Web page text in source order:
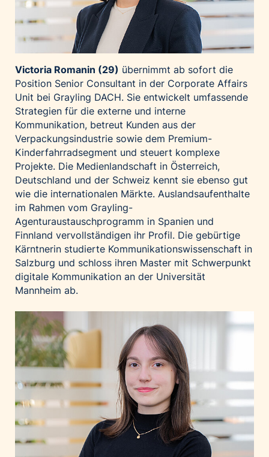
Superbrands Austria
Tante Fanny
Vollpension
Wolt
woom bikes
Kontakt
Victoria Romanin (29) übernimmt ab sofort die
Position Senior Consultant in der Corporate Affairs
Unit bei Grayling DACH. Sie entwickelt umfassende
Strategien für die externe und interne
Kommunikation, betreut Kunden aus der
Verpackungsindustrie sowie dem Premium-
Kinderfahrradsegment und steuert komplexe
Projekte. Die Medienlandschaft in Österreich,
Deutschland und der Schweiz kennt sie ebenso gut
wie die internationalen Märkte. Auslandsaufenthalte
im Rahmen vom Grayling-
Agenturaustauschprogramm in Spanien und
Finnland vervollständigen ihr Profil. Die gebürtige
Kärntnerin studierte Kommunikationswissenschaft in
Salzburg und schloss ihren Master mit Schwerpunkt
digitale Kommunikation an der Universität
Mannheim ab.